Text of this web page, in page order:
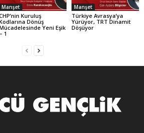
Manşet
Kuruluş
Dönüş
Yeni Eşik
– 1
Manşet
Türkiye Avrasya’ya
Yürüyor, TRT Dinamit
Döşüyor